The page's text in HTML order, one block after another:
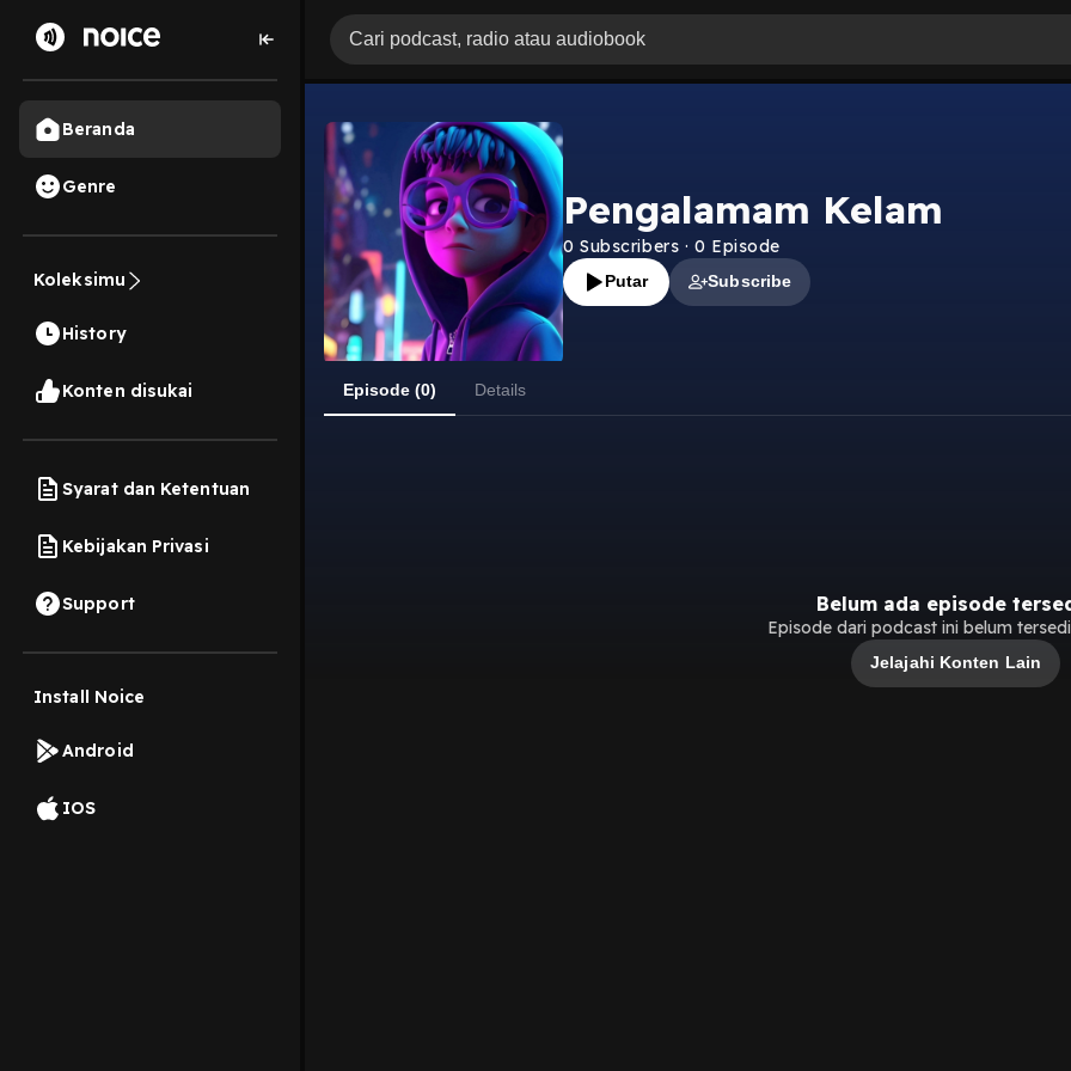
Beranda
Genre
Koleksimu
History
Konten disukai
Syarat dan Ketentuan
Kebijakan Privasi
Support
Install Noice
Android
IOS
Pengalamam Kelam
0 Subscribers · 0 Episode
Putar Subscribe
Episode (0) Details
Belum ada episode
Episode dari podcast ini belum
Jelajahi Konten Lain